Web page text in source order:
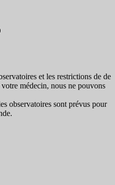
et les restrictions de de
médecin, nous ne pouvons
observatoires sont prévus pour